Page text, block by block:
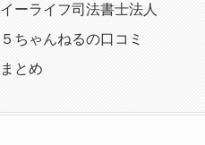
イーライフ司法書士法人
５ちゃんねるの口コミ
まとめ